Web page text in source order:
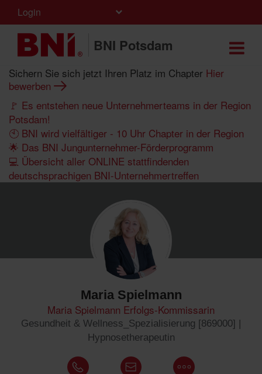
Login
BNI Potsdam
Sichern Sie sich jetzt Ihren Platz im Chapter Hier
bewerben
🚩 Es entstehen neue Unternehmerteams in der Region
Potsdam!
🕙 BNI wird vielfältiger - 10 Uhr Chapter in der Region
🌟 Das BNI Jungunternehmer-Förderprogramm
💻 Übersicht aller ONLINE stattfindenden
deutschsprachigen BNI-Unternehmertreffen
Maria Spielmann
Maria Spielmann Erfolgs-Kommissarin
Gesundheit & Wellness_Spezialisierung [869000] |
Hypnosetherapeutin